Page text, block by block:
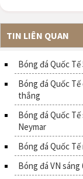
TIN LIÊN QUAN
Bóng đá Quốc
Bóng đá Quốc
thắng
Bóng đá Quốc
Neymar
Bóng đá Quốc
Bóng đá VN sáng